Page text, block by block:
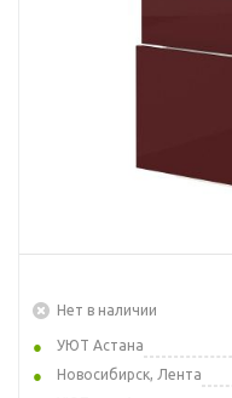
Нет в наличии
УЮТ Астана
Новосибирск, Лента